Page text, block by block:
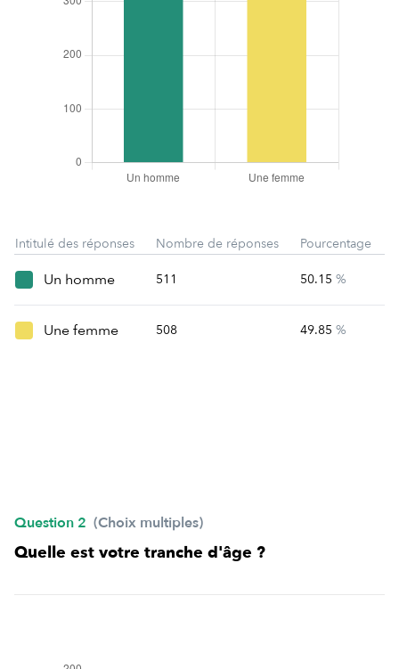
Intitulé des réponses Nombre de réponses Pourcentage
Un homme 511 50.15 %
Une femme 508 49.85 %
Question 2 (Choix multiples)
Quelle est votre tranche d'âge ?